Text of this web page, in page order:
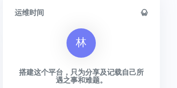
运维时间
林
搭建这个平台，只为分享及记载自己所
遇之事和难题。